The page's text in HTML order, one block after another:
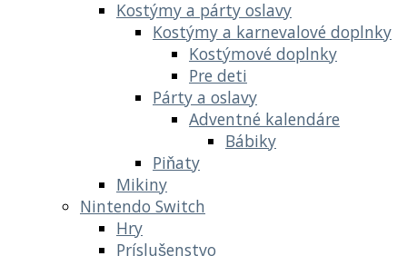
Kostýmy a párty oslavy
Kostýmy a karnevalové doplnky
Kostýmové doplnky
Pre deti
Párty a oslavy
Adventné kalendáre
Bábiky
Piňaty
Mikiny
Nintendo Switch
Hry
Príslušenstvo